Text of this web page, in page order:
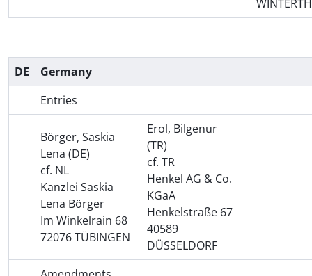
DE
Germany
Entries
Börger, Saskia
Lena (DE)
cf. NL
Kanzlei Saskia
Lena Börger
Im Winkelrain 68
72076 TÜBINGEN
Erol, Bilgenur
(TR)
cf. TR
Henkel AG & Co.
KGaA
Henkelstraße 67
40589
DÜSSELDORF